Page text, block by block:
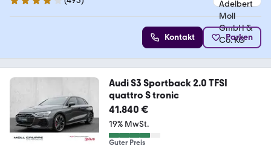
4.1 Sterne
Kontakt Parken
Audi S3 Sportback 2.0 TFSI
quattro S tronic
41.840 €
19% MwSt.
Guter Preis